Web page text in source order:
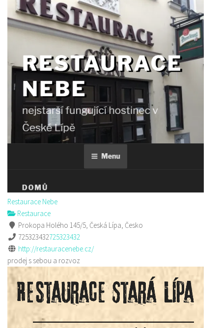
Restaurace Nebe
Restaurace
Prokopa Holého 145/5, Česká Lípa, Česko
725323432725323432
http://restauracenebe.cz/
prodej s sebou a rozvoz